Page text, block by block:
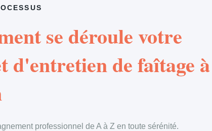
se déroule votre
d'entretien de faîtage à
professionnel de A à Z en toute sérénité.